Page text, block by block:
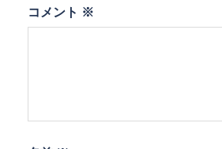
コメント ※